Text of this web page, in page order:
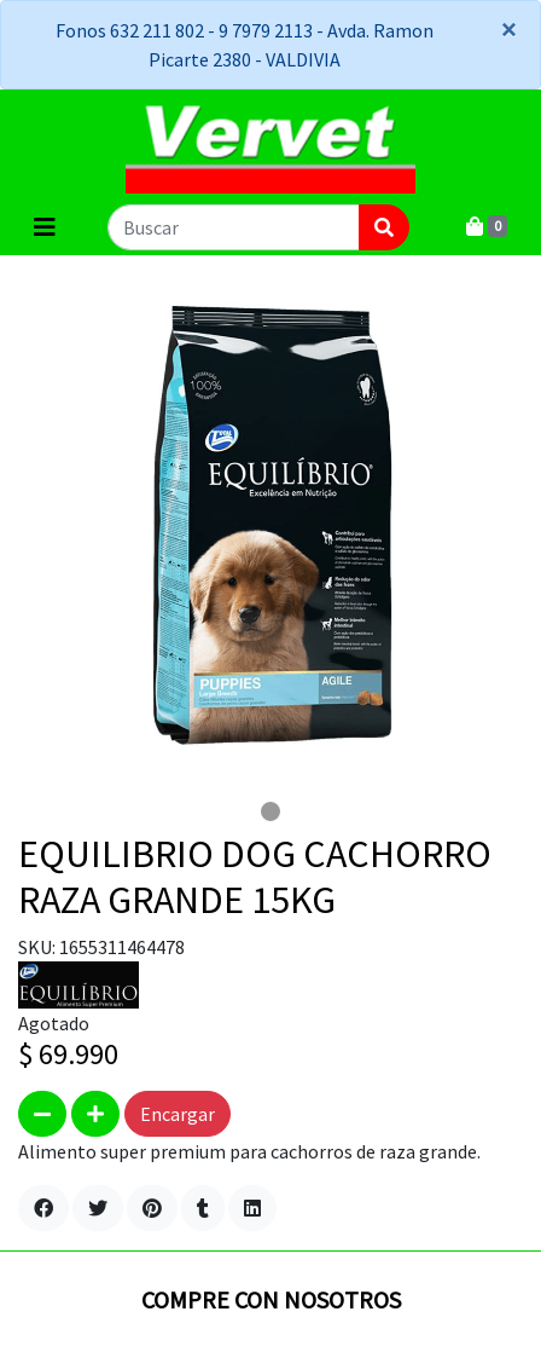
Fonos 632 211 802 - 9 7979 2113 - Avda. Ramon
Picarte 2380 - VALDIVIA
×
×
0
EQUILIBRIO DOG CACHORRO
RAZA GRANDE 15KG
SKU: 1655311464478
Agotado
$ 69.990
Encargar
Alimento super premium para cachorros de raza grande.
COMPRE CON NOSOTROS